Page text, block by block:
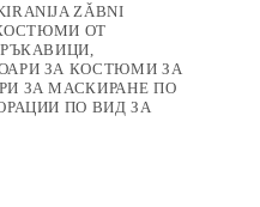
ZǍBNI
КОСТЮМИ ОТ
ЗА КОСТЮМИ ЗА
ЗА МАСКИРАНЕ ПО
ПО ВИД ЗА